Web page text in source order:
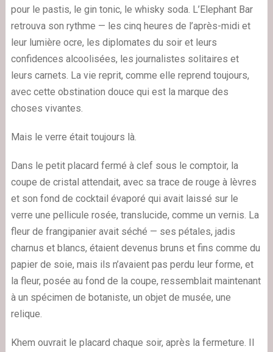
pour le pastis, le gin tonic, le whisky soda. L’Elephant Bar
retrouva son rythme — les cinq heures de l’après-midi et
leur lumière ocre, les diplomates du soir et leurs
confidences alcoolisées, les journalistes solitaires et
leurs carnets. La vie reprit, comme elle reprend toujours,
avec cette obstination douce qui est la marque des
choses vivantes.
Mais le verre était toujours là.
Dans le petit placard fermé à clef sous le comptoir, la
coupe de cristal attendait, avec sa trace de rouge à lèvres
et son fond de cocktail évaporé qui avait laissé sur le
verre une pellicule rosée, translucide, comme un vernis. La
fleur de frangipanier avait séché — ses pétales, jadis
charnus et blancs, étaient devenus bruns et fins comme du
papier de soie, mais ils n’avaient pas perdu leur forme, et
la fleur, posée au fond de la coupe, ressemblait maintenant
à un spécimen de botaniste, un objet de musée, une
relique.
Khem ouvrait le placard chaque soir, après la fermeture. Il